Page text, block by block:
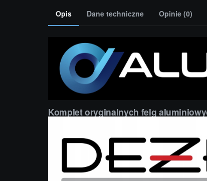
Opis Dane techniczne Opinie (0)
Komplet oryginalnych felg